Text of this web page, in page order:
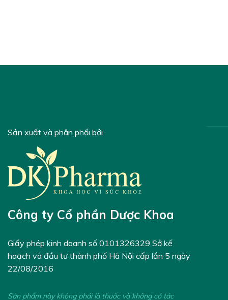
Sản xuất và phân phối bởi
Công ty Cổ phần Dược Khoa
Giấy phép kinh doanh số 0101326329 Sở kế
hoạch và đầu tư thành phố Hà Nội cấp lần 5 ngày
22/08/2016
Sản phẩm này không phải là thuốc và không có tác